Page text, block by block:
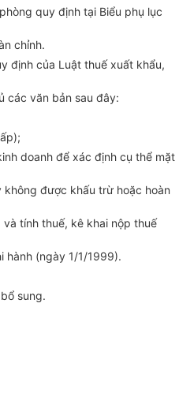
quy định tại Biểu phụ lục
chỉnh.
định của Luật thuế xuất khẩu,
các văn bản sau đây:
doanh để xác định cụ thể mặt
được khấu trừ hoặc hoàn
tính thuế, kê khai nộp thuế
hành (ngày 1/1/1999).
sung.